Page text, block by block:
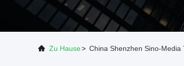
Zu Hause> China Shenzhen Sino-